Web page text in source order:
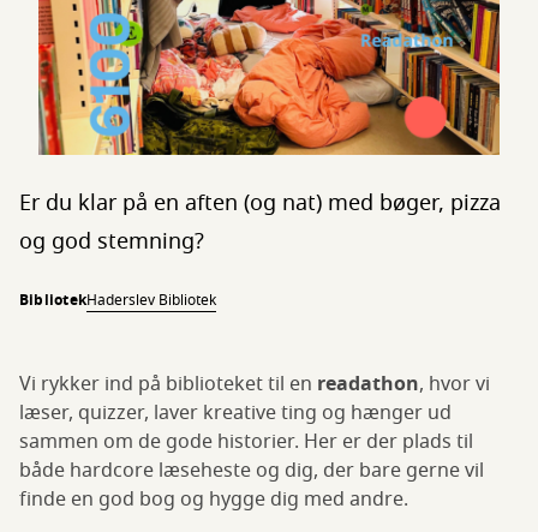
Er du klar på en aften (og nat) med bøger, pizza
og god stemning?
BibliotekHaderslev Bibliotek
Vi rykker ind på biblioteket til en readathon, hvor vi
læser, quizzer, laver kreative ting og hænger ud
sammen om de gode historier. Her er der plads til
både hardcore læseheste og dig, der bare gerne vil
finde en god bog og hygge dig med andre.